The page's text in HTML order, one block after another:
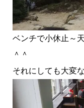
ベンチで小休止～
＾＾
それにしても大変